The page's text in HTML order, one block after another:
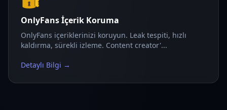
OnlyFans İçerik Koruma
OnlyFans içeriklerinizi koruyun. Leak tespiti, hızlı
kaldırma, sürekli izleme. Content creator'...
Detaylı Bilgi →